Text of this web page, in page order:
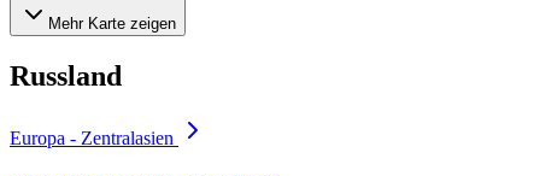
Mehr Karte zeigen
Russland
Europa - Zentralasien